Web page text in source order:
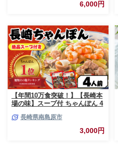
6,000円
【年間10万食突破！】【長崎本
場の味】スープ付 ちゃんぽん 4
崎 スープ 乾麺 麺 とんこつ / 南
島原市 / こじま製麺 [SAZ005]
長崎県南島原市
3,000円